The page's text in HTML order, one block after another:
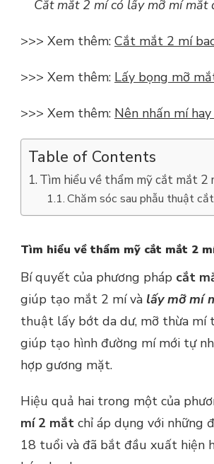
Cắt mắt 2 mí có lấy mỡ mí mắt
>>> Xem thêm: Cắt mắt 2 mí
>>> Xem thêm: Lấy bọng mỡ
>>> Xem thêm: Nên nhấn mí
Table of Contents
Tìm hiểu về thẩm mỹ cắt mắt 2
Chăm sóc sau phẫu thuật
Tìm hiểu về thẩm mỹ cắt mắt 2
Bí quyết của phương pháp cắt
giúp tạo mắt 2 mí và lấy mỡ mí
thuật lấy bớt da dư, mỡ thừa mí
giúp tạo hình đường mí mới tự
hợp gương mặt.
Hiệu quả hai trong một của
mí 2 mắt chỉ áp dụng với những
18 tuổi và đã bắt đầu xuất hiện